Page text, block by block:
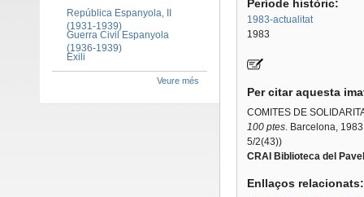
Període històric:
1983-actualitat
1983
Per citar aquesta
COMITES DE
100 ptes. Barcelona,
5/2(43))
CRAI Biblioteca del
Enllaços
República Espanyola, II
(1931-1939)
Guerra Civil Espanyola
(1936-1939)
Exili
Veure més